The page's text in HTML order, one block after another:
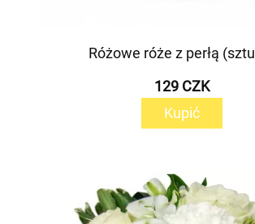
Różowe róże z perłą
129 CZK
Kupić